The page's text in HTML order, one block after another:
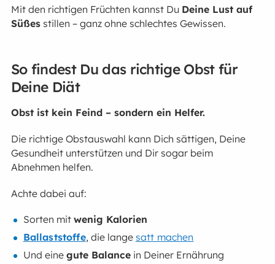
Mit den richtigen Früchten kannst Du Deine Lust auf
Süßesstillen – ganz ohne schlechtes Gewissen.
So findest Du das richtige Obst für
Deine Diät
Obst ist kein Feind – sondern ein Helfer.
Die richtige Obstauswahl kann Dich sättigen, Deine
Gesundheit unterstützen und Dir sogar beim
Abnehmen helfen.
Achte dabei auf:
Sorten mit wenig Kalorien
Ballaststoffe, die lange satt machen
Und eine gute Balancein Deiner Ernährung